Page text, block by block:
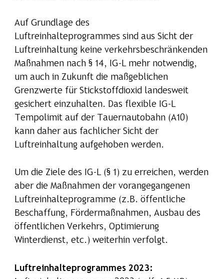
Auf Grundlage des
Luftreinhalteprogrammes sind aus Sicht der
Luftreinhaltung keine verkehrsbeschränkenden
Maßnahmen nach § 14, IG-L mehr notwendig,
um auch in Zukunft die maßgeblichen
Grenzwerte für Stickstoffdioxid landesweit
gesichert einzuhalten. Das flexible IG-L
Tempolimit auf der Tauernautobahn (A10)
kann daher aus fachlicher Sicht der
Luftreinhaltung aufgehoben werden.
Um die Ziele des IG-L (§ 1) zu erreichen, werden
aber die Maßnahmen der vorangegangenen
Luftreinhalteprogramme (z.B. öffentliche
Beschaffung, Fördermaßnahmen, Ausbau des
öffentlichen Verkehrs, Optimierung
Winterdienst, etc.) weiterhin verfolgt.
Luftreinhalteprogrammes 2023: